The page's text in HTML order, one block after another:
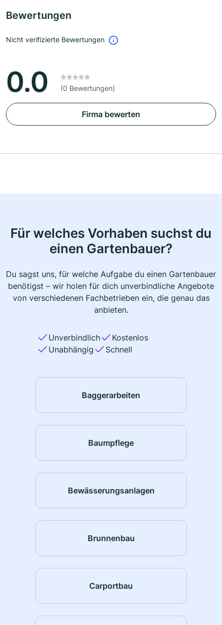
Bewertungen
Nicht verifizierte Bewertungen
0.0 (0 Bewertungen)
Firma bewerten
Für welches Vorhaben suchst du
einen Gartenbauer?
Du sagst uns, für welche Aufgabe du einen Gartenbauer
benötigst – wir holen für dich unverbindliche Angebote
von verschiedenen Fachbetrieben ein, die genau das
anbieten.
Unverbindlich
Kostenlos
Unabhängig
Schnell
Baggerarbeiten
Baumpflege
Bewässerungsanlagen
Brunnenbau
Carportbau